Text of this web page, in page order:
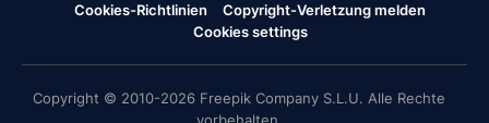
Cookies-Richtlinien
Copyright-Verletzung melden
Cookies settings
Copyright © 2010-2026 Freepik Company S.L.U. Alle Rechte